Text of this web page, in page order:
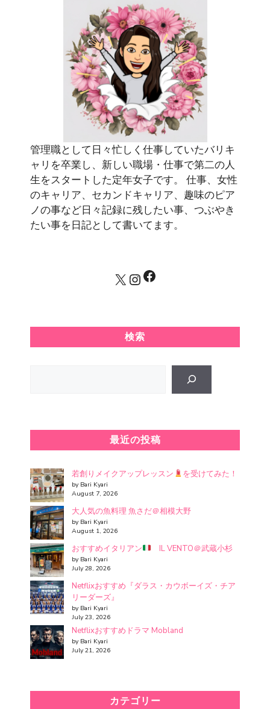
管理職として日々忙しく仕事していたバリキ
ャリを卒業し、新しい職場・仕事で第二の人
生をスタートした定年女子です。 仕事、女性
のキャリア、セカンドキャリア、趣味のピア
ノの事など日々記録に残したい事、つぶやき
たい事を日記として書いてます。
X Instagram
Facebook
検索
最近の投稿
若創りメイクアップレッスン を受けてみた！
by Bari Kyari
August 7, 2026
大人気の魚料理 魚さだ＠相模大野
by Bari Kyari
August 1, 2026
おすすめイタリアン IL VENTO＠武蔵小杉
by Bari Kyari
July 28, 2026
Netflixおすすめ『ダラス・カウボーイズ・チア
リーダーズ』
by Bari Kyari
July 23, 2026
Netflixおすすめドラマ Mobland
by Bari Kyari
July 21, 2026
カテゴリー